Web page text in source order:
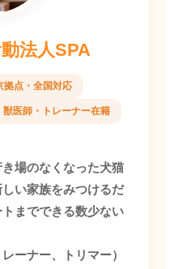
法人SPA
拠点・全国対応
獣医師・トレーナー在籍
場のなくなった犬猫
い家族をみつけるだ
までできる数少ない
ーナー、トリマー）